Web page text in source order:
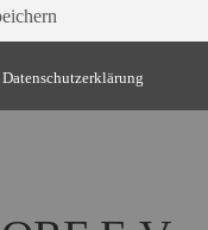
(3)
Datenschutzerklärung